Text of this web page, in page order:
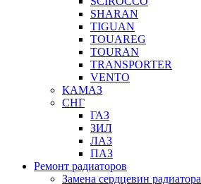
SHARAN
TIGUAN
TOUAREG
TOURAN
TRANSPORTER
VENTO
КАМАЗ
СНГ
ГАЗ
ЗИЛ
ЛАЗ
ПАЗ
Ремонт радиаторов
Замена сердцевин радиатора